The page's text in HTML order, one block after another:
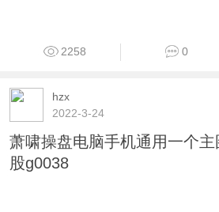
2258 0
hzx
2022-3-24
萧啸操盘电脑手机通用一个
股g0038